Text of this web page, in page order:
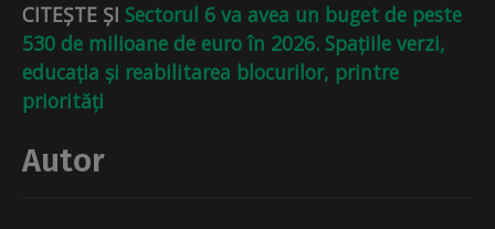
CITEȘTE ȘI Sectorul 6 va avea un buget de peste
530 de milioane de euro în 2026. Spațiile verzi,
educația și reabilitarea blocurilor, printre
priorități
Autor